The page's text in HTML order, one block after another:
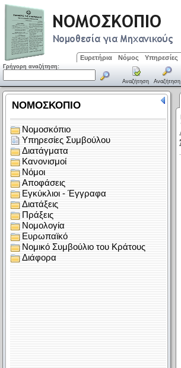
Ευρετήρια Νόμος Υπηρεσίες
Γρήγορη αναζήτηση:
Αναζήτηση Αναζήτηση